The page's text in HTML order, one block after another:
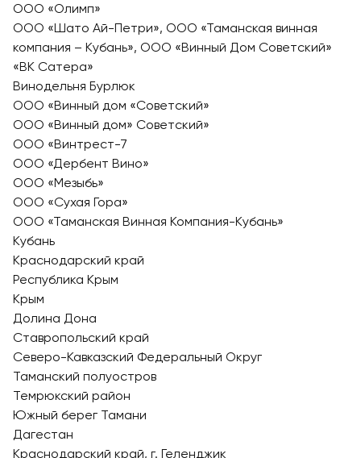
ООО «Олимп»
ООО «Шато Ай-Петри», ООО «Таманская винная
компания – Кубань», ООО «Винный Дом Советский»
«ВК Сатера»
Винодельня Бурлюк
ООО «Винный дом «Советский»
ООО «Винный дом» Советский»
ООО «Винтрест-7
ООО «Дербент Вино»
ООО «Мезыбь»
ООО «Сухая Гора»
ООО «Таманская Винная Компания-Кубань»
Кубань
Краснодарский край
Республика Крым
Крым
Долина Дона
Ставропольский край
Северо-Кавказский Федеральный Округ
Таманский полуостров
Темрюкский район
Южный берег Тамани
Дагестан
Краснодарский край, г. Геленджик